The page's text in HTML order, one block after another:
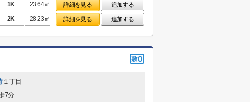
1K 23.64㎡ 詳細を見る
追加する
2K 28.23㎡ 詳細を見る 追加する
１丁目
7分